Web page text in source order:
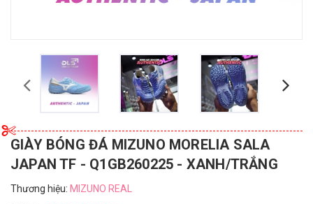
GIÀY BÓNG ĐÁ MIZUNO MORELIA SALA
JAPAN TF - Q1GB260225 - XANH/TRẮNG
Thương hiệu: MIZUNO REAL